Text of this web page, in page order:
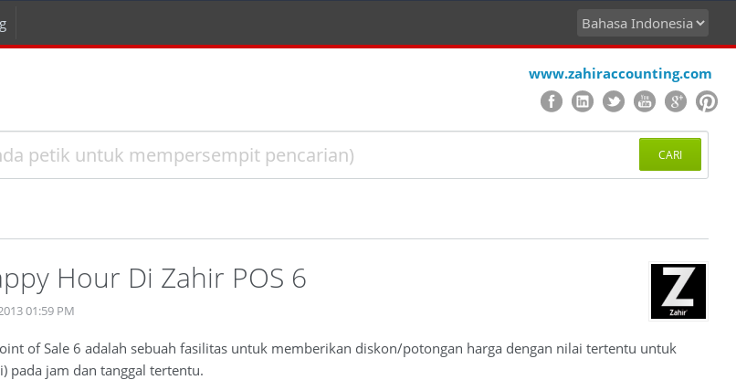
www.zahiraccounting.com
CARI
Hour Di Zahir POS 6
01:59 PM
of Sale 6 adalah sebuah fasilitas untuk memberikan diskon/potongan harga dengan nilai tertentu untuk
pada jam dan tanggal tertentu.